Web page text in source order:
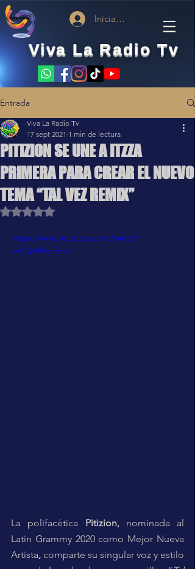
Viva La Radio Tv
Iniciar sesión
Entrada
PITIZION SE UNE A ITZZA
PRIMERA PARA CREAR EL NUEVO
TEMA “TAL VEZ REMIX”
Viva La Radio Tv
17 sept 2021 1 min de lectura
Obtuvo NaN de 5 estrellas.
https://www.youtube.com/watch?
v=4QvWvqFnk4I
La polifacética Pitizion, nominada al
Latin Grammy 2020 como Mejor Nueva
Artista, comparte su singular voz y estilo